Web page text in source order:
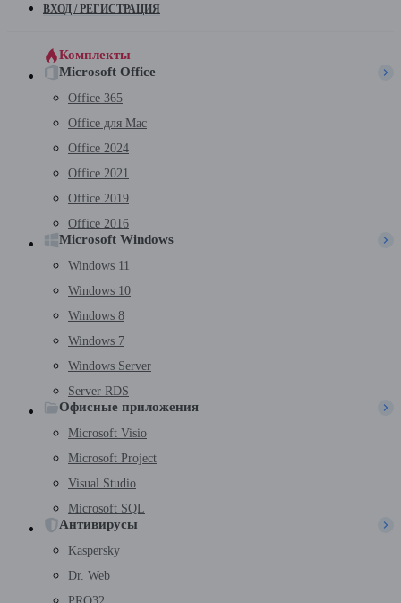
ВХОД / РЕГИСТРАЦИЯ
Комплекты
Microsoft Office
Office 365
Office для Mac
Office 2024
Office 2021
Office 2019
Office 2016
Microsoft Windows
Windows 11
Windows 10
Windows 8
Windows 7
Windows Server
Server RDS
Офисные приложения
Microsoft Visio
Microsoft Project
Visual Studio
Microsoft SQL
Антивирусы
Kaspersky
Dr. Web